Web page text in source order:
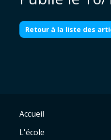
Retour à la liste des
Accueil
L'école